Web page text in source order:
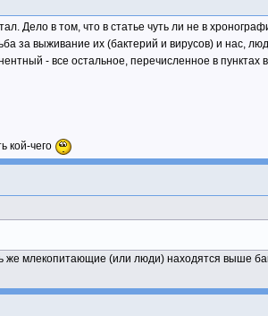
Дело в том, что в статье чуть ли не в
за выживание их (бактерий и вирусов) и нас,
- все остальное, перечисленное в
кой-чего
млекопитающие (или люди) находятся выше